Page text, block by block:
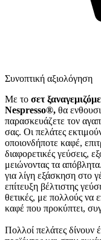
Συνοπτική αξιολόγηση
Με το σετ
Nespresso®, θα
παρασκευάζετε τον
σας. Οι πελάτες
οποιονδήποτε καφέ,
διαφορετικές γεύσεις,
μειώνοντας τα
για λίγη εξάσκηση στο
επίτευξη βέλτιστης
θετικές, με πολλούς να
καφέ που προκύπτει,
Πολλοί πελάτες δίνουν